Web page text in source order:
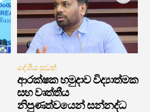
දේශීය පුවත්
ආරක්ෂක හමුදාව විද්‍යාත්මක
සහ වෘත්තීය
නිපුණත්වයෙන් සන්නද්ධ